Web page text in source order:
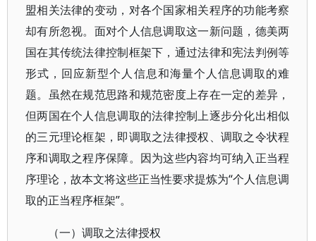
盟相关法律的变动，对各个国家相关程序的功能考察
却有所忽视。面对个人信息调取这一新问题，德美两
国在其传统法律控制框架下，通过法律和宪法判例等
形式，回应新型个人信息和海量个人信息调取的难
题。虽然在规范思路和规范密度上存在一定的差异，
但两国在个人信息调取的法律控制上逐步分化出相似
的三元理论框架，即调取之法律授权、调取之令状程
序和调取之程序保障。因为这些内容均可纳入正当程
序理论，故本文将这些正当性要求提炼为“个人信息调
取的正当程序框架”。
（一）调取之法律授权